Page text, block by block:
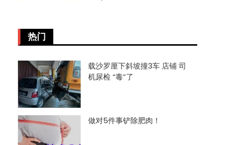
热门
载沙罗厘下斜坡撞3车 店铺 司
机尿检 “毒”了
做对5件事铲除肥肉！